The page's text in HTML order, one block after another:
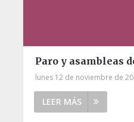
Paro y asambleas
lunes 12 de noviembre de
LEER MÁS